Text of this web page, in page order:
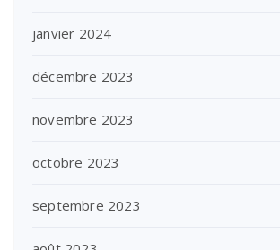
janvier 2024
décembre 2023
novembre 2023
octobre 2023
septembre 2023